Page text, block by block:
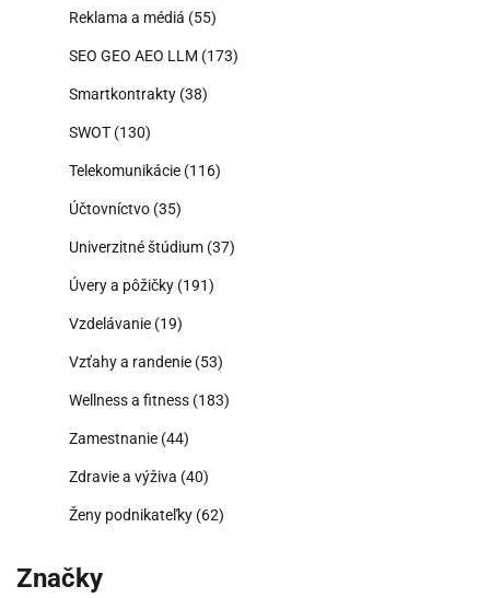
Reklama a médiá (55)
SEO GEO AEO LLM (173)
Smartkontrakty (38)
SWOT (130)
Telekomunikácie (116)
Účtovníctvo (35)
Univerzitné štúdium (37)
Úvery a pôžičky (191)
Vzdelávanie (19)
Vzťahy a randenie (53)
Wellness a fitness (183)
Zamestnanie (44)
Zdravie a výživa (40)
Ženy podnikateľky (62)
Značky